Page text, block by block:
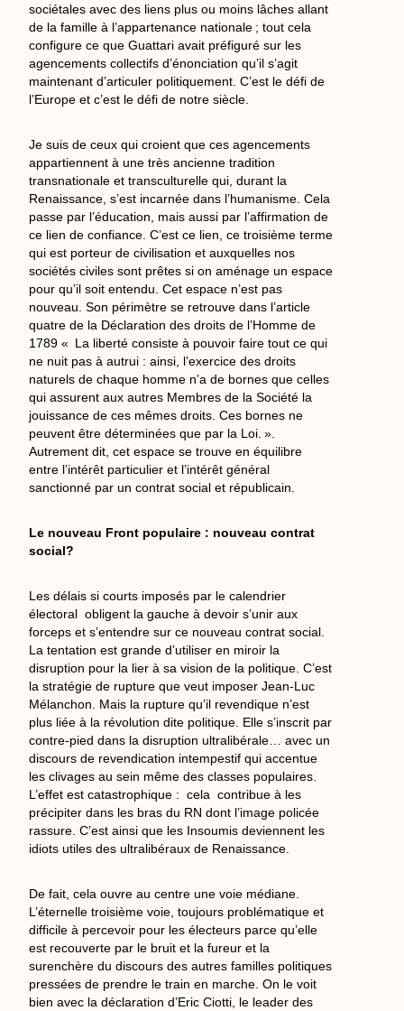
sociétales avec des liens plus ou moins lâches allant
de la famille à l’appartenance nationale ; tout cela
configure ce que Guattari avait préfiguré sur les
agencements collectifs d’énonciation qu’il s’agit
maintenant d’articuler politiquement. C’est le défi de
l’Europe et c’est le défi de notre siècle.
Je suis de ceux qui croient que ces agencements
appartiennent à une très ancienne tradition
transnationale et transculturelle qui, durant la
Renaissance, s’est incarnée dans l’humanisme. Cela
passe par l’éducation, mais aussi par l’affirmation de
ce lien de confiance. C’est ce lien, ce troisième terme
qui est porteur de civilisation et auxquelles nos
sociétés civiles sont prêtes si on aménage un espace
pour qu’il soit entendu. Cet espace n’est pas
nouveau. Son périmètre se retrouve dans l’article
quatre de la Déclaration des droits de l’Homme de
1789 « La liberté consiste à pouvoir faire tout ce qui
ne nuit pas à autrui : ainsi, l’exercice des droits
naturels de chaque homme n’a de bornes que celles
qui assurent aux autres Membres de la Société la
jouissance de ces mêmes droits. Ces bornes ne
peuvent être déterminées que par la Loi. ».
Autrement dit, cet espace se trouve en équilibre
entre l’intérêt particulier et l’intérêt général
sanctionné par un contrat social et républicain.
Le nouveau Front populaire : nouveau contrat
social?
Les délais si courts imposés par le calendrier
électoral obligent la gauche à devoir s’unir aux
forceps et s’entendre sur ce nouveau contrat social.
La tentation est grande d’utiliser en miroir la
disruption pour la lier à sa vision de la politique. C’est
la stratégie de rupture que veut imposer Jean-Luc
Mélanchon. Mais la rupture qu’il revendique n’est
plus liée à la révolution dite politique. Elle s’inscrit par
contre-pied dans la disruption ultralibérale… avec un
discours de revendication intempestif qui accentue
les clivages au sein même des classes populaires.
L’effet est catastrophique : cela contribue à les
précipiter dans les bras du RN dont l’image policée
rassure. C’est ainsi que les Insoumis deviennent les
idiots utiles des ultralibéraux de Renaissance.
De fait, cela ouvre au centre une voie médiane.
L’éternelle troisième voie, toujours problématique et
difficile à percevoir pour les électeurs parce qu’elle
est recouverte par le bruit et la fureur et la
surenchère du discours des autres familles politiques
pressées de prendre le train en marche. On le voit
bien avec la déclaration d’Eric Ciotti, le leader des